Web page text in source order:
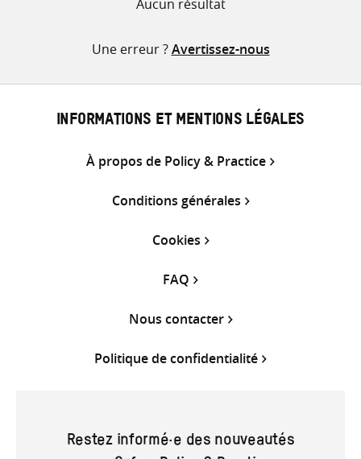
Aucun résultat
Une erreur ?Avertissez-nous
INFORMATIONS ET MENTIONS LÉGALES
À propos de Policy & Practice
Conditions générales
Cookies
FAQ
Nous contacter
Politique de confidentialité
Restez informé·e des nouveautés